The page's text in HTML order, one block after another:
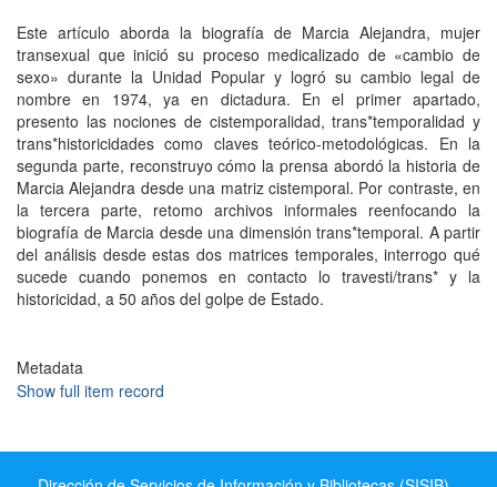
Este artículo aborda la biografía de Marcia Alejandra, mujer
transexual que inició su proceso medicalizado de «cambio de
sexo» durante la Unidad Popular y logró su cambio legal de
nombre en 1974, ya en dictadura. En el primer apartado,
presento las nociones de cistemporalidad, trans*temporalidad y
trans*historicidades como claves teórico-metodológicas. En la
segunda parte, reconstruyo cómo la prensa abordó la historia de
Marcia Alejandra desde una matriz cistemporal. Por contraste, en
la tercera parte, retomo archivos informales reenfocando la
biografía de Marcia desde una dimensión trans*temporal. A partir
del análisis desde estas dos matrices temporales, interrogo qué
sucede cuando ponemos en contacto lo travesti/trans* y la
historicidad, a 50 años del golpe de Estado.
Metadata
Show full item record